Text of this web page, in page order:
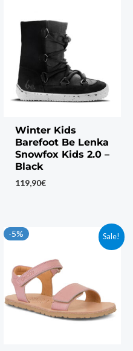
Winter Kids
Barefoot Be Lenka
Snowfox Kids 2.0 –
Black
119,90€
Sale!
-5%